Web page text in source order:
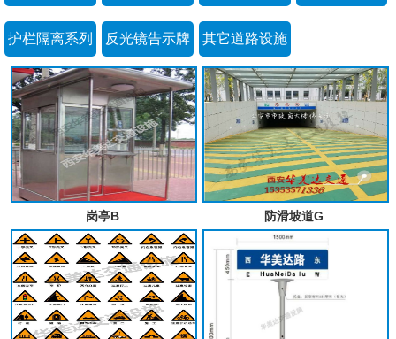
列
护栏隔离系列
反光镜告示牌
系列
其它道路设施
系列
岗亭B 防滑坡道G